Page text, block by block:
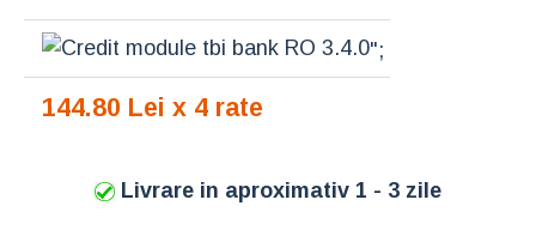
";
144.80 Lei x 4 rate
Livrare in aproximativ 1 - 3 zile